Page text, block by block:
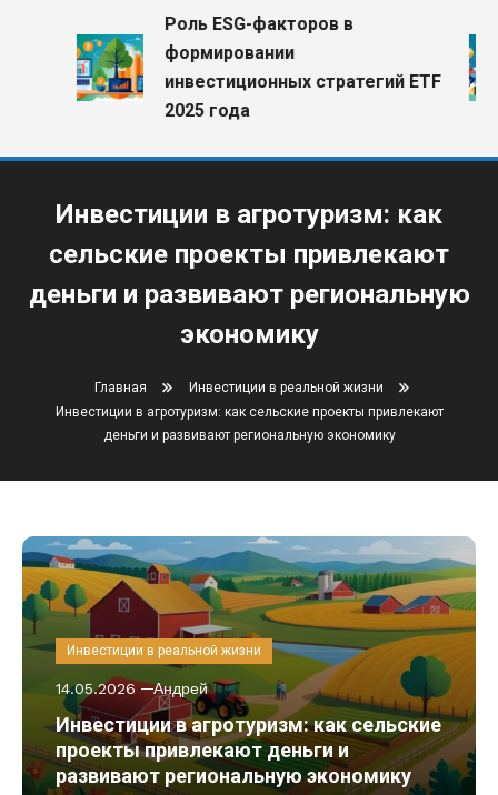
Роль ESG-факторов в
формировании
инвестиционных стратегий ETF
2025 года
Инвестиции в агротуризм: как
сельские проекты привлекают
деньги и развивают региональную
экономику
Главная
Инвестиции в реальной жизни
Инвестиции в агротуризм: как сельские проекты привлекают
деньги и развивают региональную экономику
Инвестиции в реальной жизни
14.05.2026 Андрей
Инвестиции в агротуризм: как сельские
проекты привлекают деньги и
развивают региональную экономику